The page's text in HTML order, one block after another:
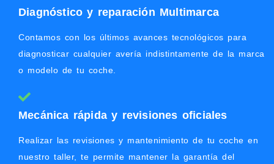
Diagnóstico y reparación Multimarca
Contamos con los últimos avances tecnológicos para
diagnosticar cualquier avería indistintamente de la marca
o modelo de tu coche.
Mecánica rápida y revisiones oficiales
Realizar las revisiones y mantenimiento de tu coche en
nuestro taller, te permite mantener la garantía del